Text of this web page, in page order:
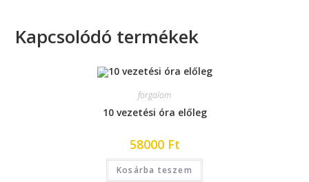
Kapcsolódó termékek
forgalom
10 vezetési óra előleg
58000 Ft
Kosárba teszem